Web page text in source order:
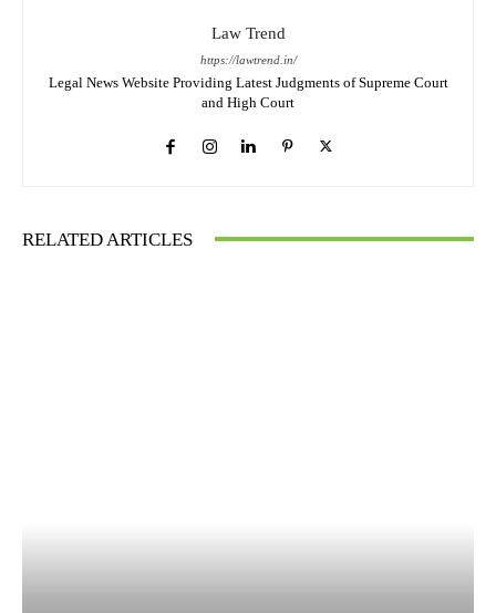
Law Trend
https://lawtrend.in/
Legal News Website Providing Latest Judgments of Supreme Court
and High Court
RELATED ARTICLES